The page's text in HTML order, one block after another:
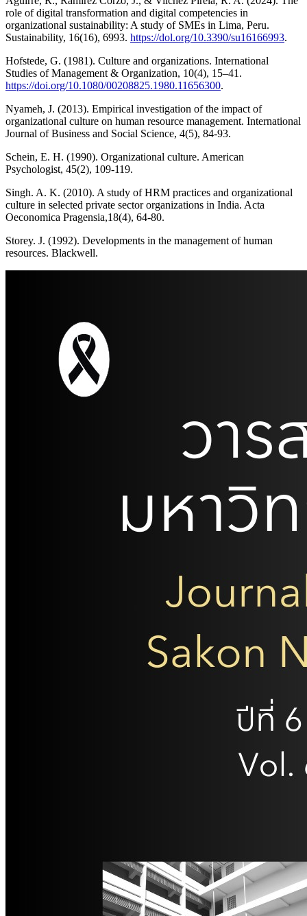
role of digital transformation and digital competencies in
organizational sustainability: A study of SMEs in Lima, Peru.
Sustainability, 16(16), 6993. https://dol.org/10.3390/su16166993.
Hofstede, G. (1981). Culture and organizations. International
Studies of Management & Organization, 10(4), 15–41.
https://doi.org/10.1080/00208825.1980.11656300.
Nyameh, J. (2013). Empirical investigation of the impact of
organizational culture on human resource management. International
Journal of Business and Social Science, 4(5), 84-93.
Schein, E. H. (1990). Organizational culture. American
Psychologist, 45(2), 109-119.
Singh. A. K. (2010). A study of HRM practices and organizational
culture in selected private sector organizations in India. Acta
Oeconomica Pragensia,18(4), 64-80.
Storey. J. (1992). Developments in the management of human
resources. Blackwell.